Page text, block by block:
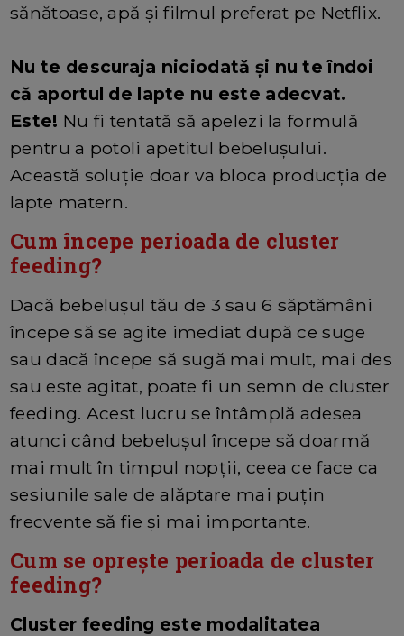
sănătoase, apă și filmul preferat pe Netflix.
Nu te descuraja niciodată și nu te îndoi
că aportul de lapte nu este adecvat.
Este! Nu fi tentată să apelezi la formulă
pentru a potoli apetitul bebelușului.
Această soluție doar va bloca producția de
lapte matern.
Cum începe perioada de cluster
feeding?
Dacă bebelușul tău de 3 sau 6 săptămâni
începe să se agite imediat după ce suge
sau dacă începe să sugă mai mult, mai des
sau este agitat, poate fi un semn de cluster
feeding. Acest lucru se întâmplă adesea
atunci când bebelușul începe să doarmă
mai mult în timpul nopții, ceea ce face ca
sesiunile sale de alăptare mai puțin
frecvente să fie și mai importante.
Cum se oprește perioada de cluster
feeding?
Cluster feeding este modalitatea